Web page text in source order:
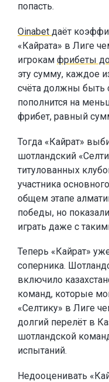
попасть.
Oinabet даёт
«Кайрата» в Лиге
игрокам фрибеты
эту сумму, каждое
счёта должны быть
пополнится на
фрибет, равный
Тогда «Кайрат»
шотландский
титулованных
участника
общем этапе
победы, но
играть даже с
Теперь «Кайрат»
соперника.
включило
команд, которые
«Селтику» в Лиге
долгий перелёт в
шотландской
испытаний.
Недооценивать